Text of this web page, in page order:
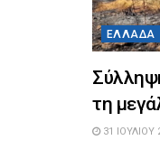
ΕΛΛΆΔΑ
τη
31 ΙΟΥΛΊΟΥ